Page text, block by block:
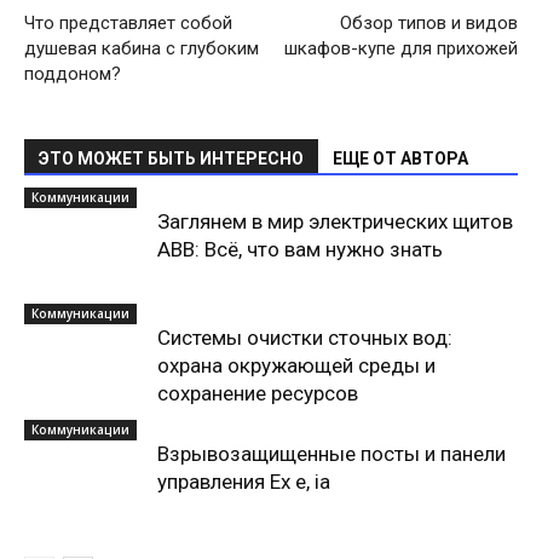
Что представляет собой
душевая кабина с глубоким
поддоном?
Обзор типов и видов
шкафов-купе для прихожей
ЭТО МОЖЕТ БЫТЬ ИНТЕРЕСНО ЕЩЕ ОТ АВТОРА
Коммуникации
Заглянем в мир электрических щитов
ABB: Всё, что вам нужно знать
Коммуникации
Системы очистки сточных вод:
охрана окружающей среды и
сохранение ресурсов
Коммуникации
Взрывозащищенные посты и панели
управления Ex e, ia